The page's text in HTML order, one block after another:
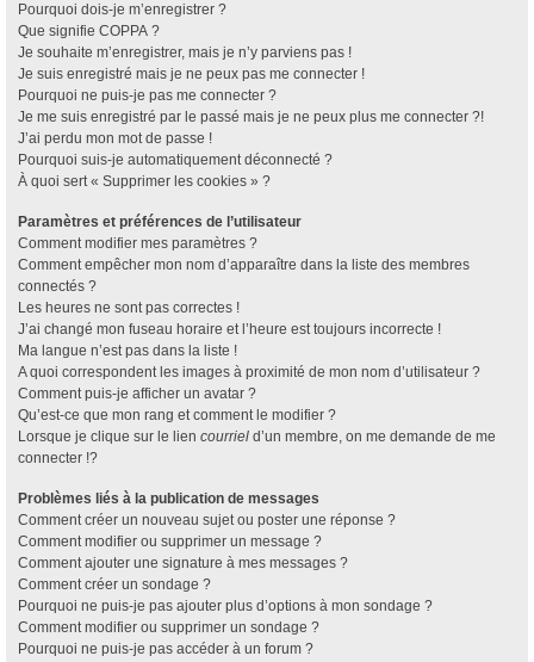
Pourquoi dois-je m’enregistrer ?
Que signifie COPPA ?
Je souhaite m’enregistrer, mais je n’y parviens pas !
Je suis enregistré mais je ne peux pas me connecter !
Pourquoi ne puis-je pas me connecter ?
Je me suis enregistré par le passé mais je ne peux plus me connecter ?!
J’ai perdu mon mot de passe !
Pourquoi suis-je automatiquement déconnecté ?
À quoi sert « Supprimer les cookies » ?
Paramètres et préférences de l’utilisateur
Comment modifier mes paramètres ?
Comment empêcher mon nom d’apparaître dans la liste des membres
connectés ?
Les heures ne sont pas correctes !
J’ai changé mon fuseau horaire et l’heure est toujours incorrecte !
Ma langue n’est pas dans la liste !
A quoi correspondent les images à proximité de mon nom d’utilisateur ?
Comment puis-je afficher un avatar ?
Qu’est-ce que mon rang et comment le modifier ?
Lorsque je clique sur le lien courriel d’un membre, on me demande de me
connecter !?
Problèmes liés à la publication de messages
Comment créer un nouveau sujet ou poster une réponse ?
Comment modifier ou supprimer un message ?
Comment ajouter une signature à mes messages ?
Comment créer un sondage ?
Pourquoi ne puis-je pas ajouter plus d’options à mon sondage ?
Comment modifier ou supprimer un sondage ?
Pourquoi ne puis-je pas accéder à un forum ?